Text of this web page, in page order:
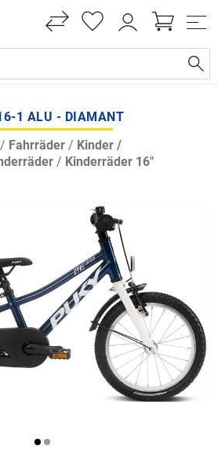
1 ALU - DIAMANT
/ Fahrräder / Kinder /
/ Kinderräder 16"